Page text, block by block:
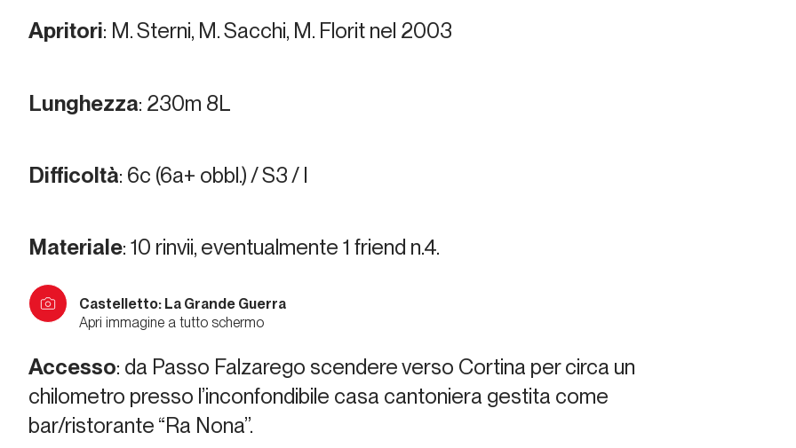
Apritori: M. Sterni, M. Sacchi, M. Florit nel 2003
Lunghezza: 230m 8L
Difficoltà: 6c (6a+ obbl.) / S3 / I
Materiale: 10 rinvii, eventualmente 1 friend n.4.
Castelletto: La Grande Guerra
Apri immagine a tutto schermo
Accesso: da Passo Falzarego scendere verso Cortina per circa un
chilometro presso l’inconfondibile casa cantoniera gestita come
bar/ristorante “Ra Nona”.